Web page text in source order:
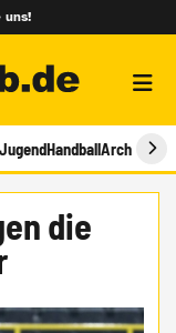
uns!
JugendHandballArchiv
die